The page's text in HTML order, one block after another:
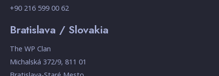
+90 216 599 00 62
Bratislava / Slovakia
The WP Clan
Michalská 372/9, 811 01